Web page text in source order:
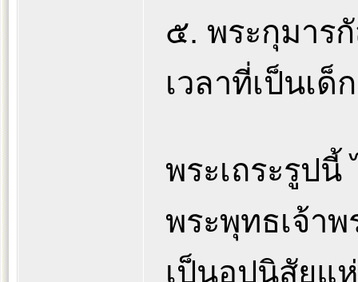
๕. พระกุมาร
เวลาที่เป็นเ
พระเถระรูป
พระพุทธเจ้า
เป็นอุปนิสัยแ